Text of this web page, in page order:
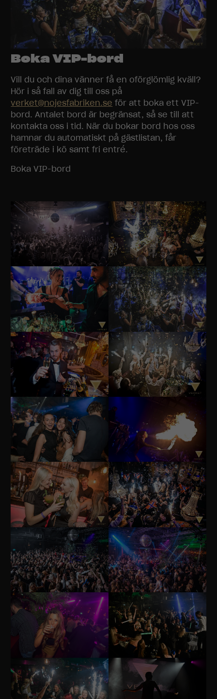
Boka VIP-bord
Vill du och dina vänner få en oförglömlig kväll?
Hör i så fall av dig till oss på
verket@nojesfabriken.se för att boka ett VIP-
bord. Antalet bord är begränsat, så se till att
kontakta oss i tid. När du bokar bord hos oss
hamnar du automatiskt på gästlistan, får
företräde i kö samt fri entré.
Boka VIP-bord
Nödvändiga
Dessa
cookies går
inte att välja
bort. De
behövs för